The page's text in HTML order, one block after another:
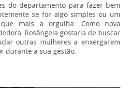
do departamento para fazer bem
se for algo simples ou um
mais a orgulha. Como nova
Rosângela gostaria de buscar
outras mulheres a enxergarem
durante a sua gestão.